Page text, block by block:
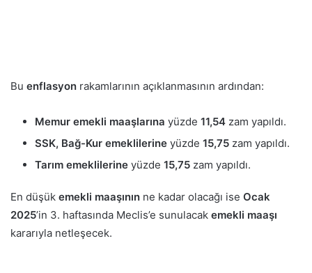
Bu enflasyon rakamlarının açıklanmasının ardından:
Memur emekli maaşlarına yüzde 11,54 zam yapıldı.
SSK, Bağ-Kur emeklilerine yüzde 15,75 zam yapıldı.
Tarım emeklilerine yüzde 15,75 zam yapıldı.
En düşük emekli maaşının ne kadar olacağı ise Ocak
2025’in 3. haftasında Meclis’e sunulacak emekli maaşı
kararıyla netleşecek.